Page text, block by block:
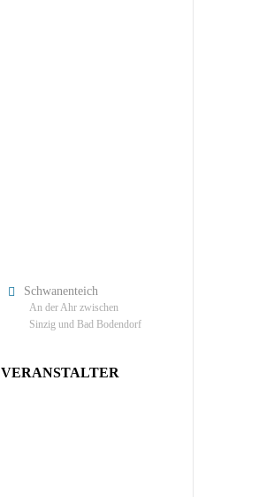
Schwanenteich
An der Ahr zwischen
Sinzig und Bad Bodendorf
VERANSTALTER